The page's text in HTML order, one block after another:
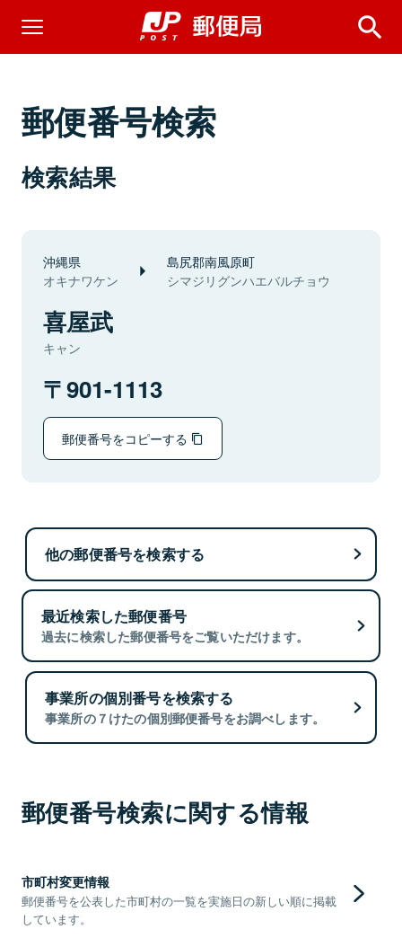
郵便番号検索
検索結果
沖縄県
オキナワケン
島尻郡南風原町
シマジリグンハエバルチョウ
喜屋武
キャン
901-1113
郵便番号をコピーする
他の郵便番号を検索する
最近検索した郵便番号
過去に検索した郵便番号をご覧いただけます。
事業所の個別番号を検索する
事業所の７けたの個別郵便番号をお調べします。
郵便番号検索に関する情報
市町村変更情報
郵便番号を公表した市町村の一覧を実施日の新しい順に掲載
しています。